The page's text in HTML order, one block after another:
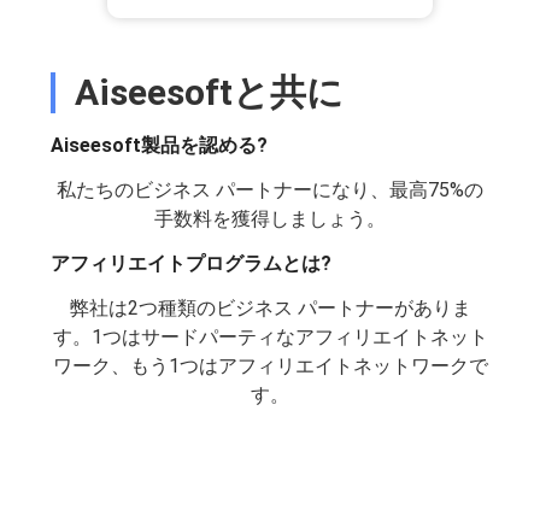
Aiseesoftと共に
Aiseesoft製品を認める?
私たちのビジネス パートナーになり、最高75%の
手数料を獲得しましょう。
アフィリエイトプログラムとは?
弊社は2つ種類のビジネス パートナーがありま
す。1つはサードパーティなアフィリエイトネット
ワーク、もう1つはアフィリエイトネットワークで
す。